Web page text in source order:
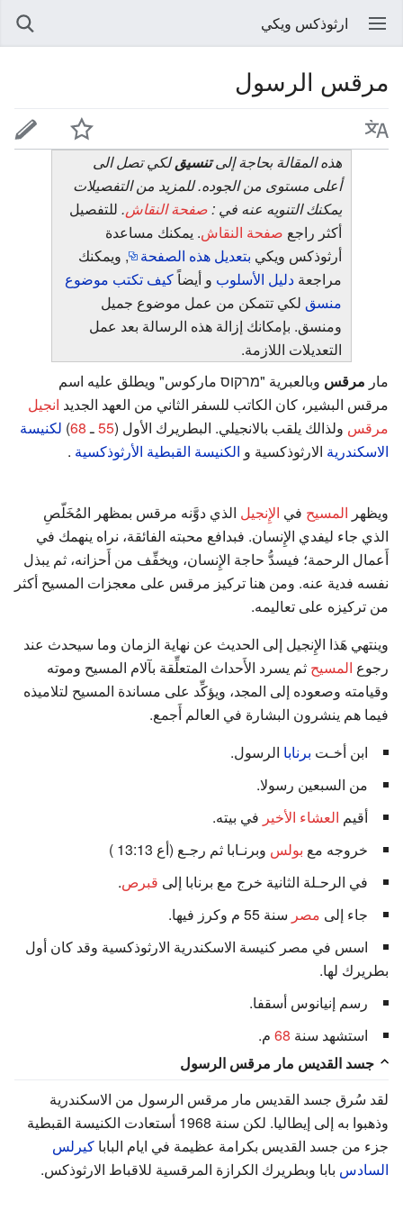
ارثوذكس ويكي
مرقس الرسول
هذه المقالة بحاجة إلىتنسيقلكي تصل الى
أعلى مستوى من الجوده. للمزيد من التفصيلات
يمكنك التنويه عنه في : صفحة النقاش. للتفصيل
أكثر راجع صفحة النقاش. يمكنك مساعدة
أرثوذكس ويكي بتعديل هذه الصفحة
, ويمكنك
مراجعة دليل الأسلوب و أيضاًكيف تكتب موضوع
منسق لكي تتمكن من عمل موضوع جميل
ومنسق. بإمكانك إزالة هذه الرسالة بعد عمل
التعديلات اللازمة.
مار مرقس وبالعبرية "מרקוס ماركوس" ويطلق عليه اسم
مرقس البشير، كان الكاتب للسفر الثاني من العهد الجديد انجيل
مرقس ولذالك يلقب بالانجيلي. البطريرك الأول (55ـ 68
) لكنيسة
الاسكندرية الارثوذكسية و الكنيسة القبطية الأرثوذكسية .
ويظهر المسيح في الإِنجيل الذي دوَّنه مرقس بمظهر المُخَلّصِ
الذي جاء ليفدي الإِنسان. فبدافع محبته الفائقة، نراه ينهمك في
أَعمال الرحمة؛ فيسدُّ حاجة الإِنسان، ويخفِّف من أَحزانه، ثم يبذل
نفسه فدية عنه. ومن هنا تركيز مرقس على معجزات المسيح أكثر
من تركيزه على تعاليمه.
وينتهي هَذا الإِنجيل إلى الحديث عن نهاية الزمان وما سيحدث عند
رجوع المسيح ثم يسرد الأَحداث المتعلِّقة بآلام المسيح وموته
وقيامته وصعوده إلى المجد، ويؤكِّد على مساندة المسيح لتلاميذه
فيما هم ينشرون البشارة في العالم أَجمع.
ابن أخـت برنابا الرسول.
من السبعين رسولا.
أقيم العشاء الأخير في بيته.
خروجه مع بولس وبرنـابا ثم رجـع (أع 13:13 )
في الرحـلة الثانية خرج مع برنابا إلى قبرص.
جاء إلى مصر سنة 55 م وكرز فيها.
اسس في مصر كنيسة الاسكندرية الارثوذكسية وقد كان أول
بطريرك لها.
رسم إنيانوس أسقفا.
استشهد سنة 68 م.
جسد القديس مار مرقس الرسول
لقد سُرق جسد القديس مار مرقس الرسول من الاسكندرية
وذهبوا به إلى إيطاليا. لكن سنة 1968 أستعادت الكنيسة القبطية
جزء من جسد القديس بكرامة عظيمة في ايام البابا كيرلس
السادس بابا وبطريرك الكرازة المرقسية للاقباط الارثوذكس.